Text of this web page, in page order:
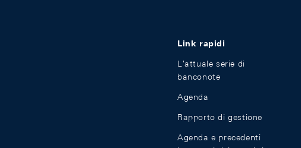
Link rapidi
L'attuale serie di
banconote
Agenda
Rapporto di gestione
Agenda e precedenti